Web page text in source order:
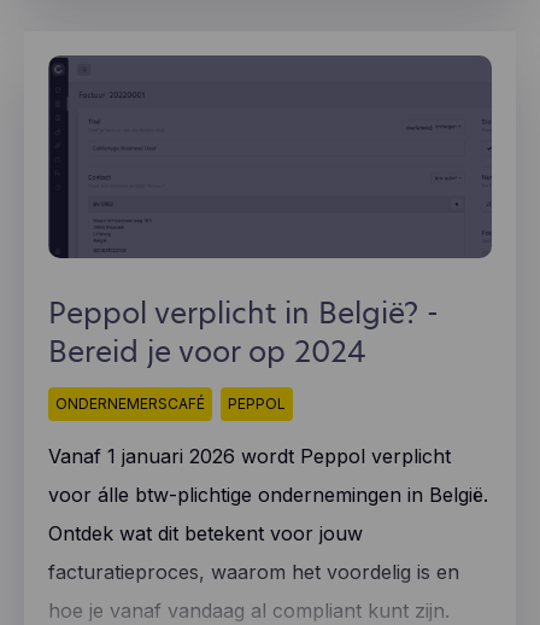
Peppol verplicht in België? -
Bereid je voor op 2024
ONDERNEMERSCAFÉ PEPPOL
Vanaf 1 januari 2026 wordt Peppol verplicht
voor álle btw-plichtige ondernemingen in België.
Ontdek wat dit betekent voor jouw
facturatieproces, waarom het voordelig is en
hoe je vanaf vandaag al compliant kunt zijn.